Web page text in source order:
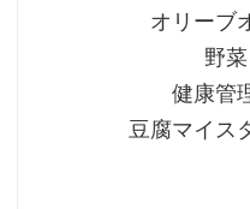
オリーブ
野
健康管
豆腐マイス